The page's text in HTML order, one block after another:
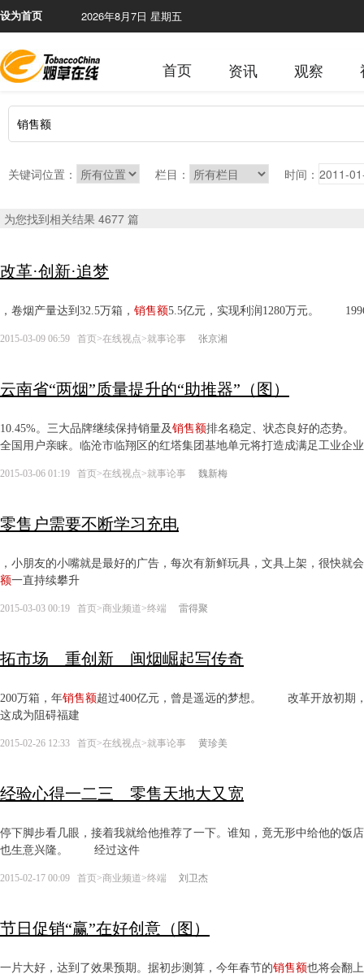
设为首页 2026年8月7日 星期五
首页 资讯 观察
关键词位置： 栏目： 时间：
为您找到相关结果 4677 篇
改革·创新·追梦
，卷烟产量达到32.5万箱， 销售额5.5亿元，实现利润1280万元。
2015-03-09 06:59 首页>在线视点>就事论事 张京湘
云南省“两烟”质量提升的“助推器”（图）
10.45%。三大品牌继续保持销量及销售额排名稳定、状态良好的态势
全国用户亲睐。临沧市临翔区的红塔集团基地单元将打造成满足工业企业
2015-03-06 01:19 首页>在线视点>就事论事 魏新梅
零售户需要不断学习充电
，小朋友的小嘴就是最好的广告，每次有新鲜玩具，文具上架，很快
额一直持续攀升
2015-03-03 00:19 首页>商业频道>终端 雷得聚
拓市场 重创新 闽烟崛起写传奇
200万箱，年销售额超过400亿元，曾是遥远的梦想。 改革开放初期
这成为阻碍福建
2015-02-26 12:33 首页>在线视点>就事论事 黄珍美
经验心得一二三 零售天地大又宽
停下脚步看几眼，接着我就给他推荐了一下。谁知，竟无形中给他的饭
也生意兴隆。 经过这件
2015-02-17 00:09 首页>商业频道>终端 刘卫杰
节日促销“赢”在好创意（图）
一片大好，达到了效果预期。据初步测算，今年春节的销售额也将会翻